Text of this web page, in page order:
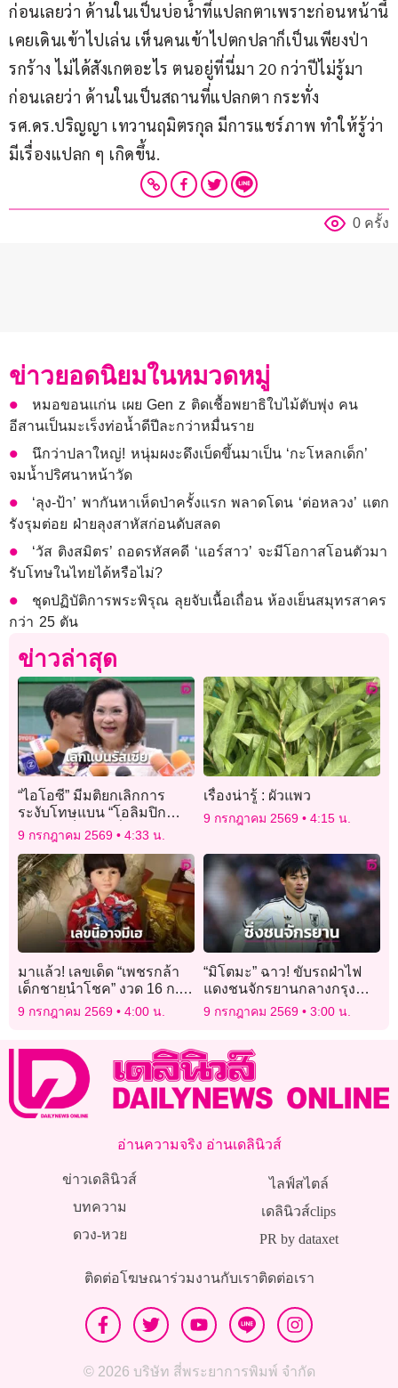
ก่อนเลยว่า ด้านในเป็นบ่อน้ำที่แปลกตาเพราะก่อนหน้านี้
เคยเดินเข้าไปเล่น เห็นคนเข้าไปตกปลาก็เป็นเพียงป่า
รกร้าง ไม่ได้สังเกตอะไร ตนอยู่ที่นี่มา 20 กว่าปีไม่รู้มา
ก่อนเลยว่า ด้านในเป็นสถานที่แปลกตา กระทั่ง
รศ.ดร.ปริญญา เทวานฤมิตรกุล มีการแชร์ภาพ ทำให้รู้ว่า
มีเรื่องแปลก ๆ เกิดขึ้น.
0 ครั้ง
ข่าวยอดนิยมในหมวดหมู่
หมอขอนแก่น เผย Gen z ติดเชื้อพยาธิใบไม้ตับพุ่ง คน
อีสานเป็นมะเร็งท่อน้ำดีปีละกว่าหมื่นราย
นึกว่าปลาใหญ่! หนุ่มผงะดึงเบ็ดขึ้นมาเป็น ‘กะโหลกเด็ก’
จมน้ำปริศนาหน้าวัด
‘ลุง-ป้า’ พากันหาเห็ดป่าครั้งแรก พลาดโดน ‘ต่อหลวง’ แตก
รังรุมต่อย ฝ่ายลุงสาหัสก่อนดับสลด
‘วัส ติงสมิตร’ ถอดรหัสคดี ‘แอร์สาว’ จะมีโอกาสโอนตัวมา
รับโทษในไทยได้หรือไม่?
ชุดปฏิบัติการพระพิรุณ ลุยจับเนื้อเถื่อน ห้องเย็นสมุทรสาคร
กว่า 25 ตัน
ข่าวล่าสุด
“ไอโอซี” มีมติยกเลิกการ
ระงับโทษแบน “โอลิมปิก
รัสเซีย” เป็นการชั่วคราวแล้ว
9 กรกฎาคม 2569 4:33 น.
เรื่องน่ารู้ : ผัวแพว
9 กรกฎาคม 2569 4:15 น.
มาแล้ว! เลขเด็ด “เพชรกล้า
เด็กชายนำโชค” งวด 16 ก.ค.
69 จัดเต็มเลขท้าย 2 ตัว-เลข
ปิงปอง ลุ้นรวยครั้งที่ 169
9 กรกฎาคม 2569 4:00 น.
“มิโตมะ” ฉาว! ขับรถฝ่าไฟ
แดงชนจักรยานกลางกรุง
โตเกียว
9 กรกฎาคม 2569 3:00 น.
อ่านความจริง อ่านเดลินิวส์
ข่าวเดลินิวส์
บทความ
ดวง-หวย
ไลฟ์สไตล์
เดลินิวส์clips
PR by dataxet
ติดต่อโฆษณาร่วมงานกับเราติดต่อเรา
© 2026 บริษัท สี่พระยาการพิมพ์ จำกัด